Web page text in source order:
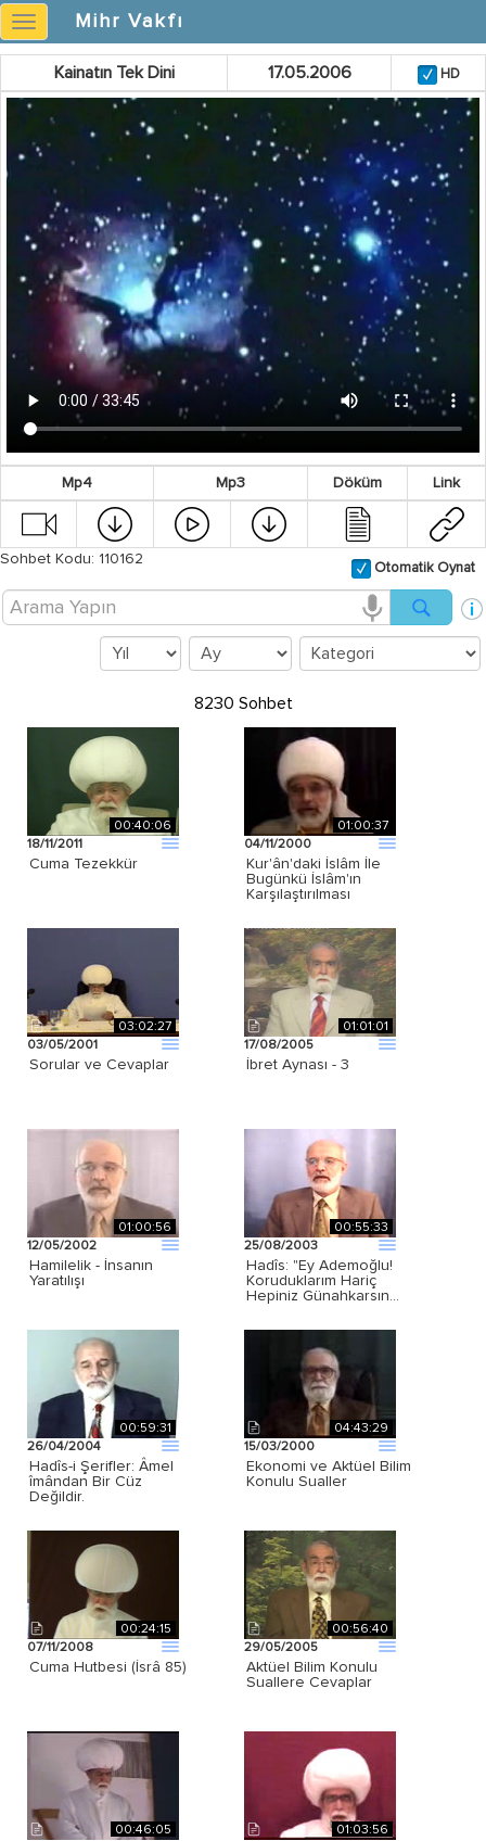
Mihr
Vakfı
Mihr Vakfı
Kainatın Tek Dini 17.05.2006 HD
Mp4 Mp3 Döküm Link
Sohbet Kodu: 110162
Otomatik Oynat
8230 Sohbet
00:40:06
18/11/2011
Cuma Tezekkür
01:00:37
04/11/2000
Kur'ân'daki İslâm İle
Bugünkü İslâm'ın
Karşılaştırılması
03:02:27
03/05/2001
Sorular ve Cevaplar
01:01:01
17/08/2005
İbret Aynası - 3
01:00:56
12/05/2002
Hamilelik - İnsanın
Yaratılışı
00:55:33
25/08/2003
Hadîs: "Ey Ademoğlu!
Koruduklarım Hariç
Hepiniz Günahkarsın…
00:59:31
26/04/2004
Hadîs-i Şerifler: Âmel
îmândan Bir Cüz
Değildir.
04:43:29
15/03/2000
Ekonomi ve Aktüel Bilim
Konulu Sualler
00:24:15
07/11/2008
Cuma Hutbesi (İsrâ 85)
00:56:40
29/05/2005
Aktüel Bilim Konulu
Suallere Cevaplar
00:46:05
01:03:56